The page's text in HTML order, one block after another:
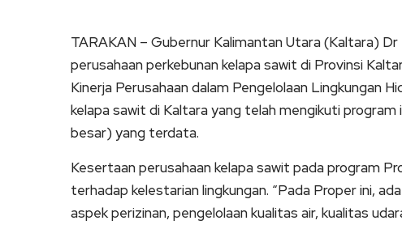
TARAKAN – Gubernur Kalimantan Utara (Kaltara)
perusahaan perkebunan kelapa sawit di Provinsi
Kinerja Perusahaan dalam Pengelolaan Lingkungan
kelapa sawit di Kaltara yang telah mengikuti program
besar) yang terdata.
Kesertaan perusahaan kelapa sawit pada program
terhadap kelestarian lingkungan. “Pada Proper ini,
aspek perizinan, pengelolaan kualitas air, kualitas